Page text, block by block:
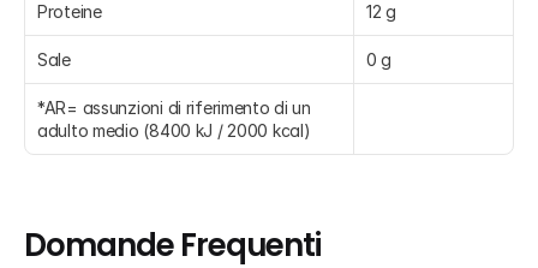
Proteine 12 g
Sale 0 g
*AR= assunzioni di riferimento di un
adulto medio (8400 kJ / 2000 kcal)
Domande Frequenti